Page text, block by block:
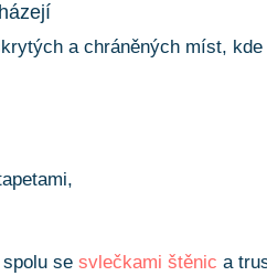
a chráněných míst,
spolu sesvlečkami štěnic a